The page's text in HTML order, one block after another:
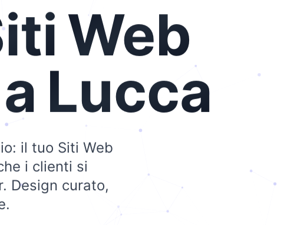
Web
a Lucca
il tuo Siti Web
i clienti si
Design curato,